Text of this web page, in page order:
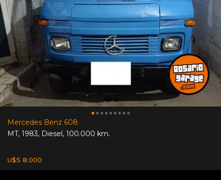
Mercedes Benz 608
MT, 1983, Diesel, 100.000 km.
U$S 8.000